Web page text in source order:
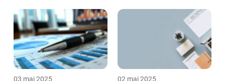
03 maj 2025 02 maj 2025